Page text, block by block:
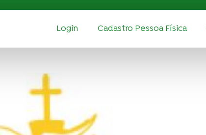
Login Cadastro Pessoa Física